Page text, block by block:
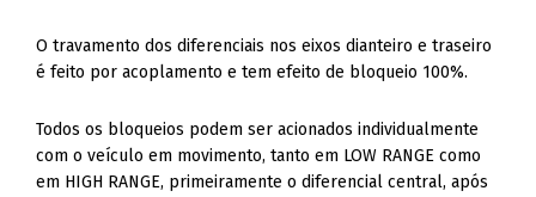
O travamento dos diferenciais nos eixos dianteiro e traseiro
é feito por acoplamento e tem efeito de bloqueio 100%.
Todos os bloqueios podem ser acionados individualmente
com o veículo em movimento, tanto em LOW RANGE como
em HIGH RANGE, primeiramente o diferencial central, após